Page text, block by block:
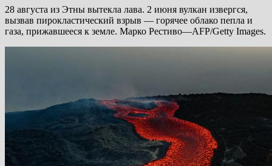
28 августа из Этны вытекла лава. 2 июня вулкан извергся,
вызвав пирокластический взрыв — горячее облако пепла и
газа, прижавшееся к земле. Марко Рестиво—AFP/Getty Images.